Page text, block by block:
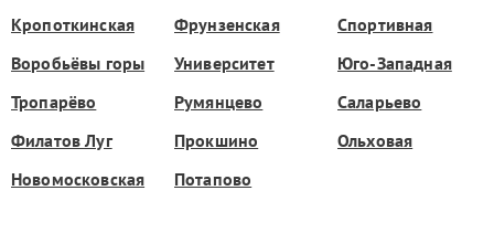
Кропоткинская
Фрунзенская
Спортивная
Воробьёвы горы
Университет
Юго-Западная
Тропарёво
Румянцево
Саларьево
Филатов Луг
Прокшино
Ольховая
Новомосковская
Потапово